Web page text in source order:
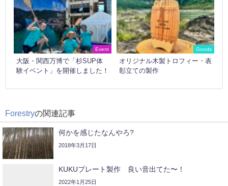
Event
大阪・関西万博で「杉SUP体
験イベント」を開催しました！
Goods
オリジナル木製トロフィー・表
彰立ての製作
Forestryの関連記事
何かを感じたなんやろ?
2018年3月17日
KUKUプレート製作 良い音出てた〜！
2022年1月25日